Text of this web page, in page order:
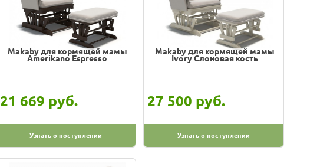
Makaby для кормящей мамы
Amerikano Espresso
21 669 руб.
Узнать о поступлении
Makaby для кормящей мамы
Ivory Слоновая кость
27 500 руб.
Узнать о поступлении